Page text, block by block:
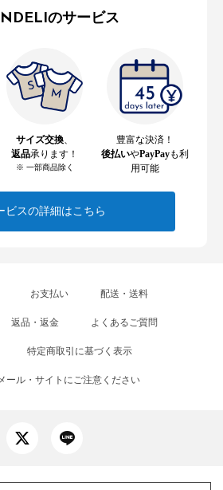
のサービス
サイズ交換、
返品承ります！
※ 一部商品除く
豊富な決済！
後払いやPayPayも利
用可能
ビスの詳細はこちら
お支払い 配送・送料
返品・返金 よくあるご質問
特定商取引に基づく表示
ール・サイトにご注意ください